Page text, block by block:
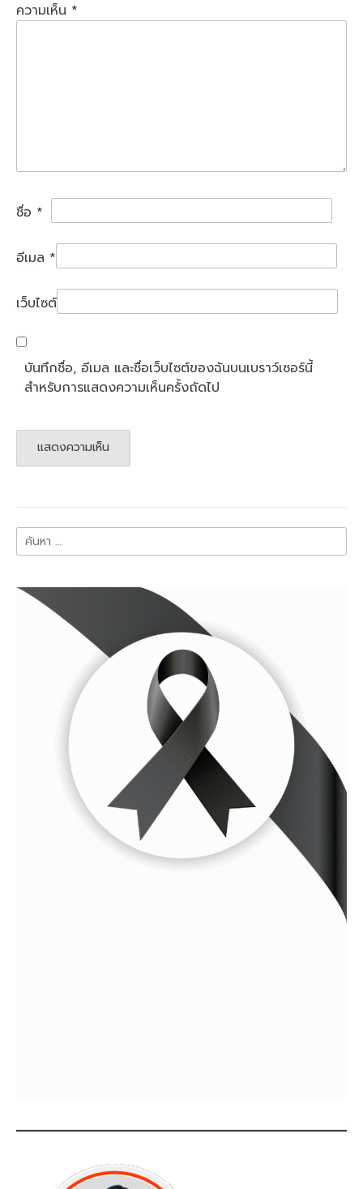
ความเห็น *
ชื่อ *
อีเมล *
เว็บไซต์
บันทึกชื่อ, อีเมล และชื่อเว็บไซต์ของฉันบนเบราว์เซอร์นี้
สำหรับการแสดงความเห็นครั้งถัดไป
ค้นหา
สำหรับ: